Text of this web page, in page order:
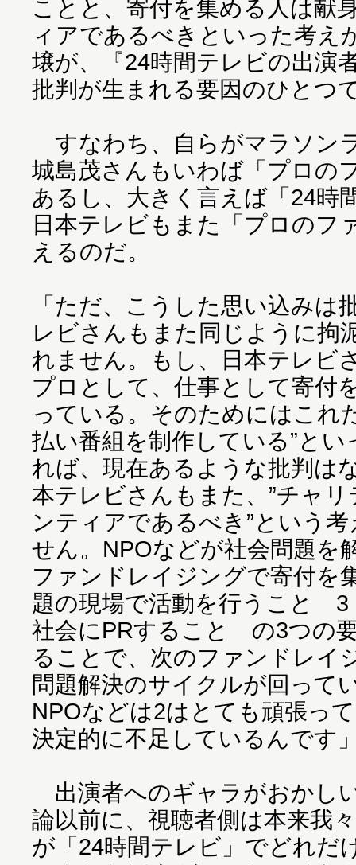
ことと、寄付を集める人は献
ィアであるべきといった考え
壌が、『24時間テレビの出演
批判が生まれる要因のひとつ
すなわち、自らがマラソン
城島茂さんもいわば「プロの
あるし、大きく言えば「24時
日本テレビもまた「プロのフ
えるのだ。
「ただ、こうした思い込みは
レビさんもまた同じように拘
れません。もし、日本テレビ
プロとして、仕事として寄付
っている。そのためにはこれ
払い番組を制作している”と
れば、現在あるような批判は
本テレビさんもまた、”チャ
ンティアであるべき”という
せん。NPOなどが社会問題を
ファンドレイジングで寄付
題の現場で活動を行うこと 3
社会にPRすること の3つの
ることで、次のファンドレイ
問題解決のサイクルが回って
NPOなどは2はとても頑張っ
決定的に不足しているんです
出演者へのギャラがおかし
論以前に、視聴者側は本来我
が「24時間テレビ」でどれだ